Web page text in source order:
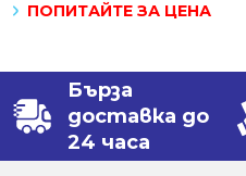
ПОПИТАЙТЕ ЗА ЦЕНА
Бърза
доставка до
24 часа